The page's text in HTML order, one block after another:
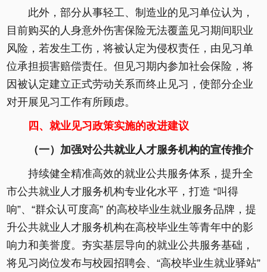
此外，部分从事轻工、制造业的见习单位认为，
目前购买的人身意外伤害保险无法覆盖见习期间职业
风险，若发生工伤，将被认定为侵权责任，由见习单
位承担损害赔偿责任。但见习期内参加社会保险，将
因被认定建立正式劳动关系而终止见习，使部分企业
对开展见习工作有所顾虑。
四、就业见习政策实施的改进建议
（一）加强对公共就业人才服务机构的宣传推介
持续健全精准高效的就业公共服务体系，提升全
市公共就业人才服务机构专业化水平，打造 “叫得
响”、“群众认可度高” 的高校毕业生就业服务品牌，提
升公共就业人才服务机构在高校毕业生等青年中的影
响力和美誉度。夯实基层导向的就业公共服务基础，
将见习岗位发布与校园招聘会、“高校毕业生就业驿站”